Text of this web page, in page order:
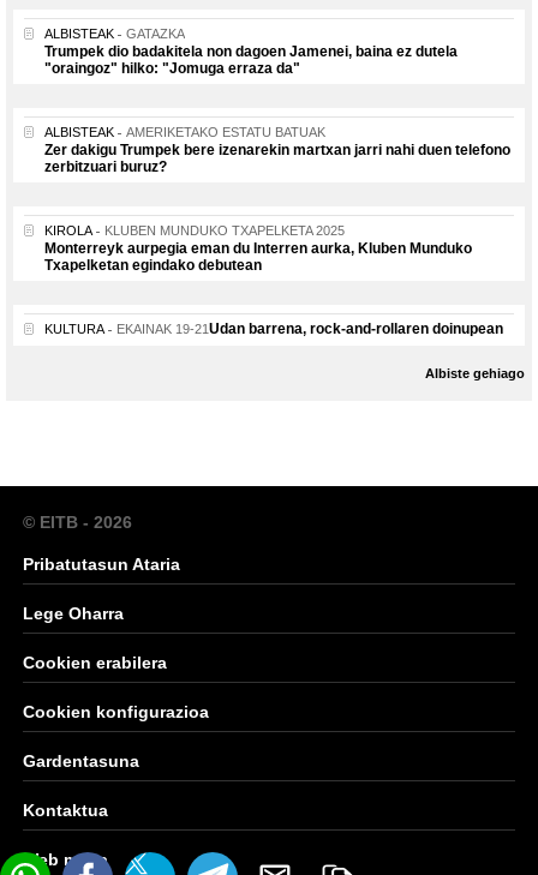
ALBISTEAK GATAZKA
Trumpek dio badakitela non dagoen Jamenei, baina ez dutela
"oraingoz" hilko: "Jomuga erraza da"
ALBISTEAK AMERIKETAKO ESTATU BATUAK
Zer dakigu Trumpek bere izenarekin martxan jarri nahi duen telefono
zerbitzuari buruz?
KIROLA KLUBEN MUNDUKO TXAPELKETA 2025
Monterreyk aurpegia eman du Interren aurka, Kluben Munduko
Txapelketan egindako debutean
KULTURA EKAINAK 19-21Udan barrena, rock-and-rollaren doinupean
Albiste gehiago
© EITB - 2026
Pribatutasun Ataria
Lege Oharra
Cookien erabilera
Cookien konfigurazioa
Gardentasuna
Kontaktua
Web mapa